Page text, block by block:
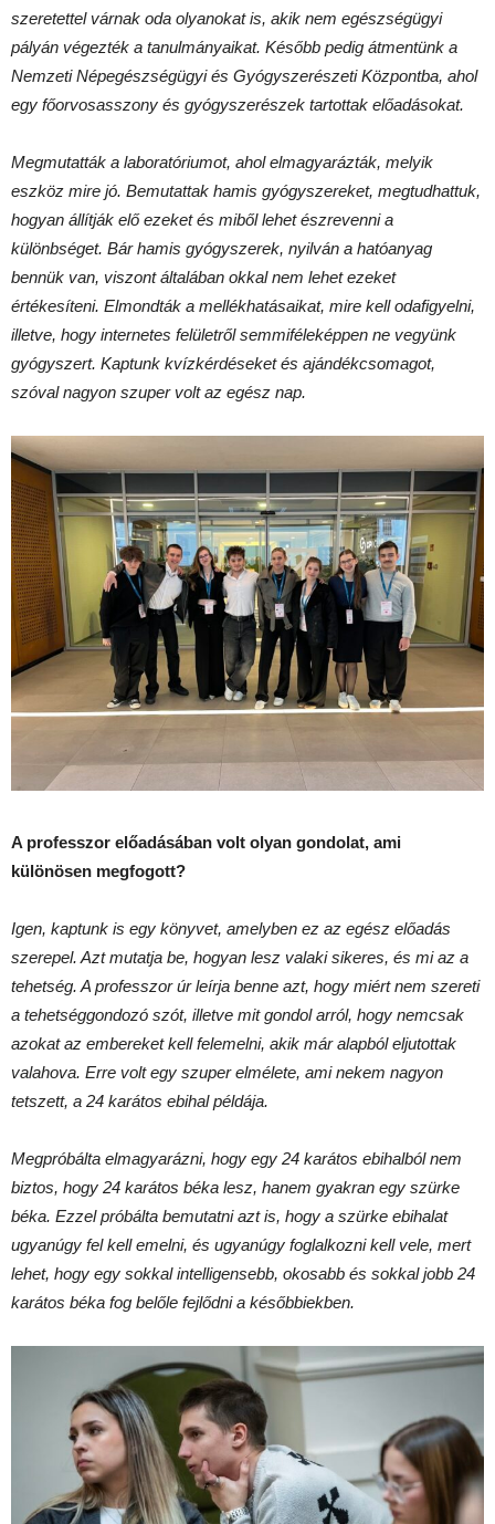
szeretettel várnak oda olyanokat is, akik nem egészségügyi
pályán végezték a tanulmányaikat. Később pedig átmentünk a
Nemzeti Népegészségügyi és Gyógyszerészeti Központba, ahol
egy főorvosasszony és gyógyszerészek tartottak előadásokat.
Megmutatták a laboratóriumot, ahol elmagyarázták, melyik
eszköz mire jó. Bemutattak hamis gyógyszereket, megtudhattuk,
hogyan állítják elő ezeket és miből lehet észrevenni a
különbséget. Bár hamis gyógyszerek, nyilván a hatóanyag
bennük van, viszont általában okkal nem lehet ezeket
értékesíteni. Elmondták a mellékhatásaikat, mire kell odafigyelni,
illetve, hogy internetes felületről semmiféleképpen ne vegyünk
gyógyszert. Kaptunk kvízkérdéseket és ajándékcsomagot,
szóval nagyon szuper volt az egész nap.
A professzor előadásában volt olyan gondolat, ami
különösen megfogott?
Igen, kaptunk is egy könyvet, amelyben ez az egész előadás
szerepel. Azt mutatja be, hogyan lesz valaki sikeres, és mi az a
tehetség. A professzor úr leírja benne azt, hogy miért nem szereti
a tehetséggondozó szót, illetve mit gondol arról, hogy nemcsak
azokat az embereket kell felemelni, akik már alapból eljutottak
valahova. Erre volt egy szuper elmélete, ami nekem nagyon
tetszett, a 24 karátos ebihal példája.
Megpróbálta elmagyarázni, hogy egy 24 karátos ebihalból nem
biztos, hogy 24 karátos béka lesz, hanem gyakran egy szürke
béka. Ezzel próbálta bemutatni azt is, hogy a szürke ebihalat
ugyanúgy fel kell emelni, és ugyanúgy foglalkozni kell vele, mert
lehet, hogy egy sokkal intelligensebb, okosabb és sokkal jobb 24
karátos béka fog belőle fejlődni a későbbiekben.